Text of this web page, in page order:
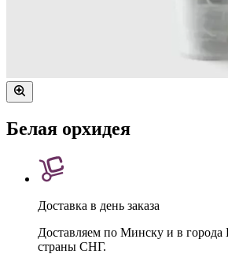
Белая орхидея
Доставка в день заказа
Доставляем по Минску и в города
страны СНГ.